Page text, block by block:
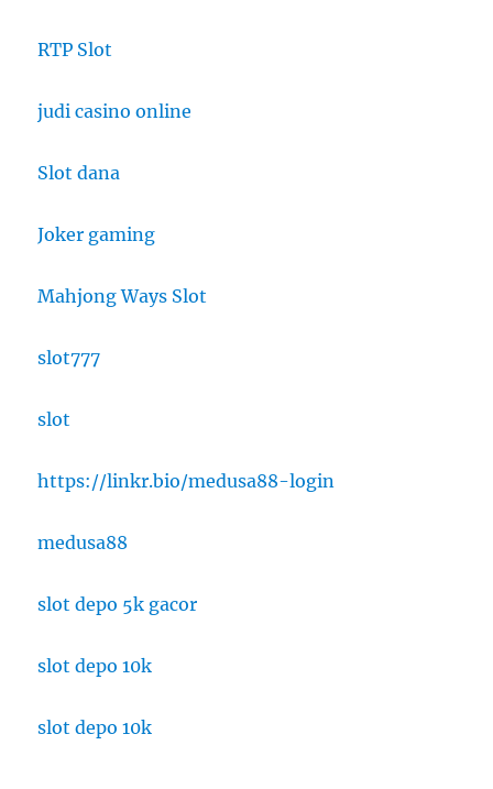
RTP Slot
judi casino online
Slot dana
Joker gaming
Mahjong Ways Slot
slot777
slot
https://linkr.bio/medusa88-login
medusa88
slot depo 5k gacor
slot depo 10k
slot depo 10k